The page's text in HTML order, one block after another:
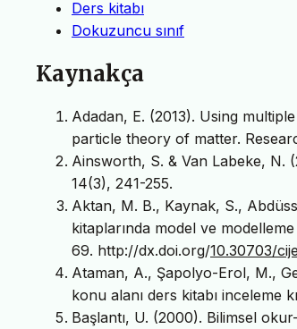
Ders kitabı
Dokuzuncu sınıf
Kaynakça
Adadan, E. (2013). Using
particle theory of matter.
Ainsworth, S. & Van Labeke,
14(3), 241-255.
Aktan, M. B., Kaynak, S.,
kitaplarında model ve
69. http://dx.doi.org/10.30703/
Ataman, A., Şapolyo-Erol, M.,
konu alanı ders kitabı inceleme
Başlantı, U. (2000). Bilimsel